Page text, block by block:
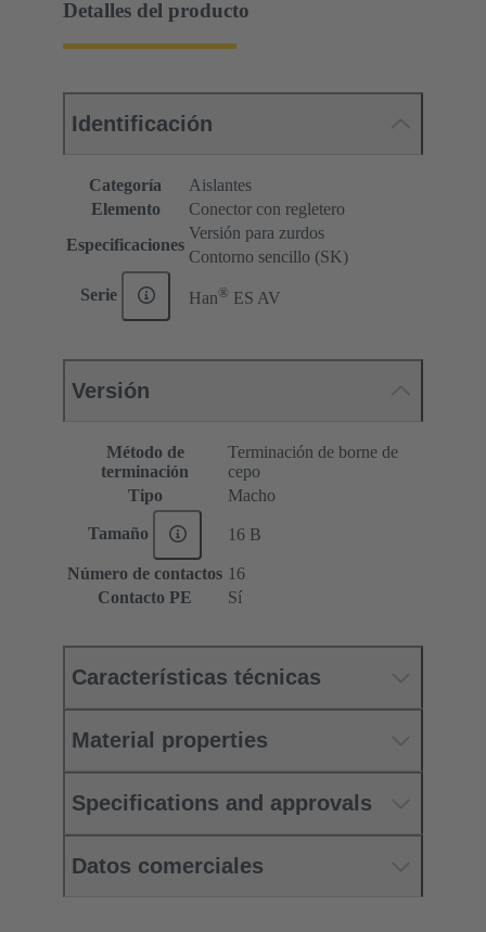
Detalles del producto
Identificación
Categoría
Aislantes
Elemento
Conector con regletero
Especificaciones
Versión para zurdos
Contorno sencillo (SK)
Serie Han® ES AV
Versión
Método de
terminación
Terminación de borne de
cepo
Tipo
Macho
Tamaño 16 B
Número de contactos 16
Contacto PE
Sí
Características técnicas
Material properties
Specifications and approvals
Datos comerciales